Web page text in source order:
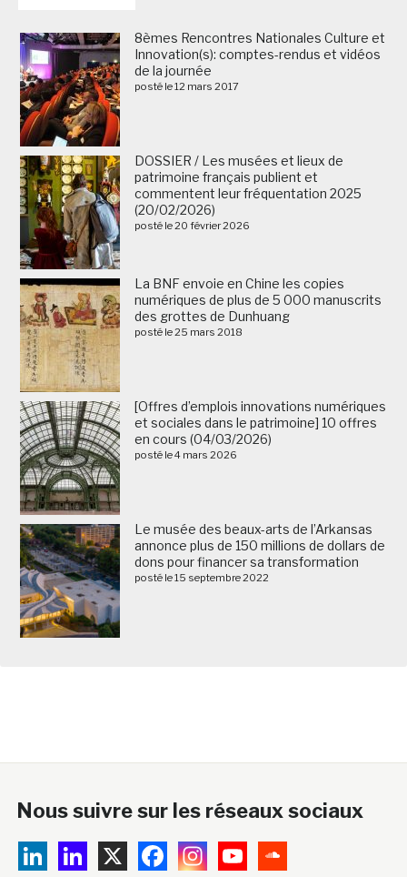
8èmes Rencontres Nationales Culture et
Innovation(s): comptes-rendus et vidéos
de la journée
posté le 12 mars 2017
DOSSIER / Les musées et lieux de
patrimoine français publient et
commentent leur fréquentation 2025
(20/02/2026)
posté le 20 février 2026
La BNF envoie en Chine les copies
numériques de plus de 5 000 manuscrits
des grottes de Dunhuang
posté le 25 mars 2018
[Offres d’emplois innovations numériques
et sociales dans le patrimoine] 10 offres
en cours (04/03/2026)
posté le 4 mars 2026
Le musée des beaux-arts de l’Arkansas
annonce plus de 150 millions de dollars de
dons pour financer sa transformation
posté le 15 septembre 2022
Nous suivre sur les réseaux sociaux